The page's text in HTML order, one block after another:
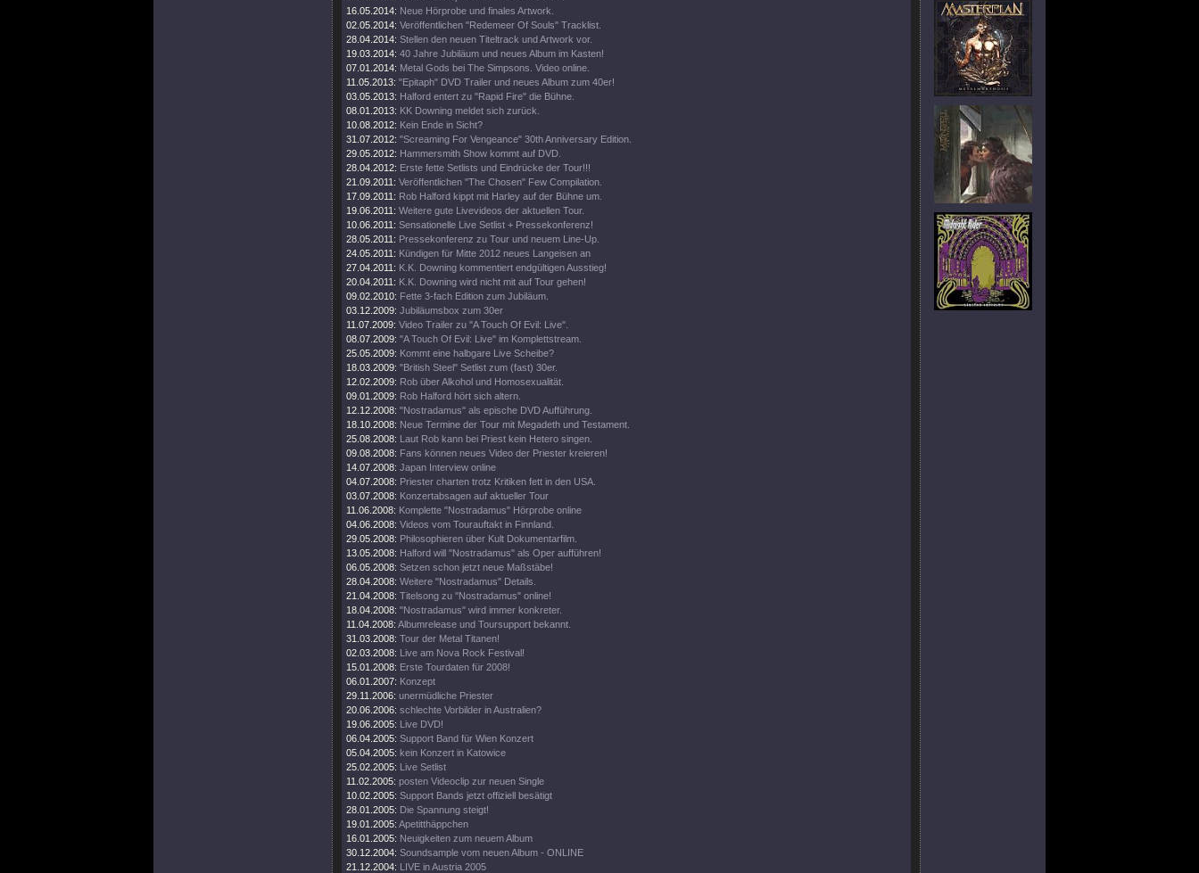
16.05.2014: Neue Hörprobe und finales Artwork.
02.05.2014: Veröffentlichen "Redemeer Of Souls" Tracklist.
28.04.2014: Stellen den neuen Titeltrack und Artwork vor.
19.03.2014: 40 Jahre Jubiläum und neues Album im Kasten!
07.01.2014: Metal Gods bei The Simpsons. Video online.
11.05.2013: "Epitaph" DVD Trailer und neues Album zum 40er!
03.05.2013: Halford entert zu "Rapid Fire" die Bühne.
08.01.2013: KK Downing meldet sich zurück.
10.08.2012: Kein Ende in Sicht?
31.07.2012: "Screaming For Vengeance" 30th Anniversary Edition.
29.05.2012: Hammersmith Show kommt auf DVD.
28.04.2012: Erste fette Setlists und Eindrücke der Tour!!!
21.09.2011: Veröffentlichen "The Chosen" Few Compilation.
17.09.2011: Rob Halford kippt mit Harley auf der Bühne um.
19.06.2011: Weitere gute Livevideos der aktuellen Tour.
10.06.2011: Sensationelle Live Setlist + Pressekonferenz!
28.05.2011: Pressekonferenz zu Tour und neuem Line-Up.
24.05.2011: Kündigen für Mitte 2012 neues Langeisen an
27.04.2011: K.K. Downing kommentiert endgültigen Ausstieg!
20.04.2011: K.K. Downing wird nicht mit auf Tour gehen!
09.02.2010: Fette 3-fach Edition zum Jubiläum.
03.12.2009: Jubiläumsbox zum 30er
11.07.2009: Video Trailer zu "A Touch Of Evil: Live".
08.07.2009: "A Touch Of Evil: Live" im Komplettstream.
25.05.2009: Kommt eine halbgare Live Scheibe?
18.03.2009: "British Steel" Setlist zum (fast) 30er.
12.02.2009: Rob über Alkohol und Homosexualität.
09.01.2009: Rob Halford hört sich altern.
12.12.2008: "Nostradamus" als epische DVD Aufführung.
18.10.2008: Neue Termine der Tour mit Megadeth und Testament.
25.08.2008: Laut Rob kann bei Priest kein Hetero singen.
09.08.2008: Fans können neues Video der Priester kreieren!
14.07.2008: Japan Interview online
04.07.2008: Priester charten trotz Kritiken fett in den USA.
03.07.2008: Konzertabsagen auf aktueller Tour
11.06.2008: Komplette "Nostradamus" Hörprobe online
04.06.2008: Videos vom Tourauftakt in Finnland.
29.05.2008: Philosophieren über Kult Dokumentarfilm.
13.05.2008: Halford will "Nostradamus" als Oper aufführen!
06.05.2008: Setzen schon jetzt neue Maßstäbe!
28.04.2008: Weitere "Nostradamus" Details.
21.04.2008: Titelsong zu "Nostradamus" online!
18.04.2008: "Nostradamus" wird immer konkreter.
11.04.2008: Albumrelease und Toursupport bekannt.
31.03.2008: Tour der Metal Titanen!
02.03.2008: Live am Nova Rock Festival!
15.01.2008: Erste Tourdaten für 2008!
06.01.2007: Konzept
29.11.2006: unermüdliche Priester
20.06.2006: schlechte Vorbilder in Australien?
19.06.2005: Live DVD!
06.04.2005: Support Band für Wien Konzert
05.04.2005: kein Konzert in Katowice
25.02.2005: Live Setlist
11.02.2005: posten Videoclip zur neuen Single
10.02.2005: Support Bands jetzt offiziell besätigt
28.01.2005: Die Spannung steigt!
19.01.2005: Apetitthäppchen
16.01.2005: Neuigkeiten zum neuem Album
30.12.2004: Soundsample vom neuen Album - ONLINE
21.12.2004: LIVE in Austria 2005